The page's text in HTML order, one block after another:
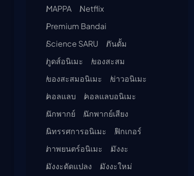
MAPPA
Netflix
Premium Bandai
Science SARU
กันดั้ม
กูดส์อนิเมะ
ของสะสม
ของสะสมอนิเมะ
ข่าวอนิเมะ
คอลแลบ
คอลแลบอนิเมะ
นักพากย์
นักพากย์เสียง
นิทรรศการอนิเมะ
ฟิกเกอร์
ภาพยนตร์อนิเมะ
มังงะ
มังงะดัดแปลง
มังงะใหม่